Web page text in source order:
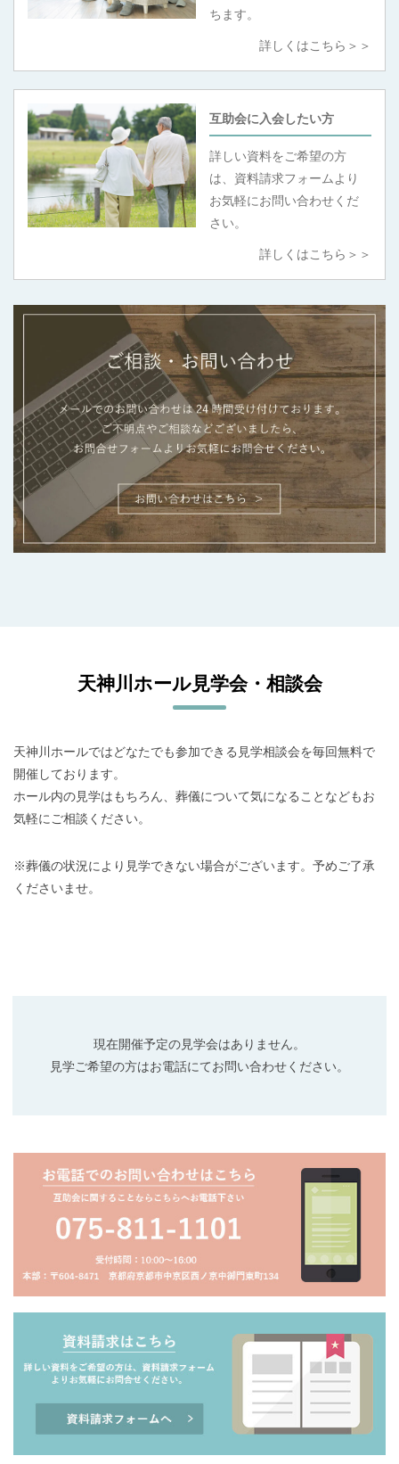
ちます。
詳しくはこちら ＞＞
互助会に入会したい方
詳しい資料をご希望の方
は、資料請求フォームより
お気軽にお問い合わせくだ
さい。
詳しくはこちら ＞＞
天神川ホール見学会・相談会
天神川ホールではどなたでも参加できる見学相談会を毎回無料で
開催しております。
ホール内の見学はもちろん、葬儀について気になることなどもお
気軽にご相談ください。
※葬儀の状況により見学できない場合がございます。予めご了承
くださいませ。
現在開催予定の見学会はありません。
見学ご希望の方はお電話にてお問い合わせください。